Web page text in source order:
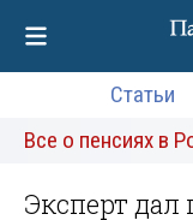
Статьи
Все о пенсиях в
Эксперт дал